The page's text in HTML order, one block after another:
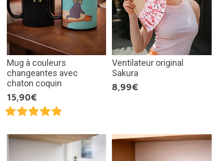
Mug à couleurs
changeantes avec
chaton coquin
15,90€
Ventilateur original
Sakura
8,99€